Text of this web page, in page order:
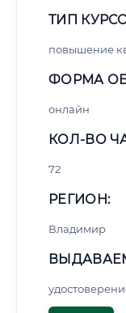
ТИП
повышение
ФОРМА
онлайн
КОЛ-ВО
72
РЕГИОН:
Владимир